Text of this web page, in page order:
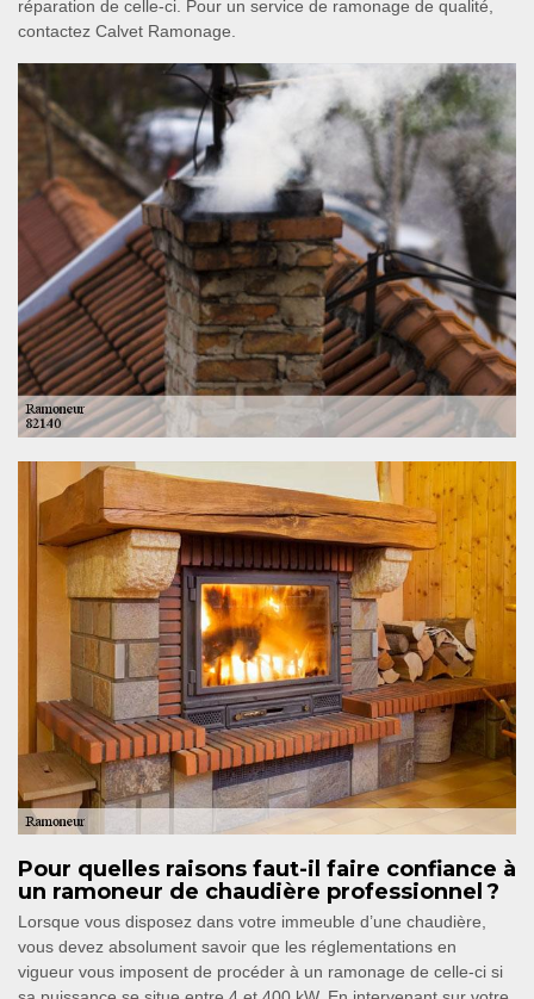
réparation de celle-ci. Pour un service de ramonage de qualité,
contactez Calvet Ramonage.
Pour quelles raisons faut-il faire confiance à
un ramoneur de chaudière professionnel ?
Lorsque vous disposez dans votre immeuble d’une chaudière,
vous devez absolument savoir que les réglementations en
vigueur vous imposent de procéder à un ramonage de celle-ci si